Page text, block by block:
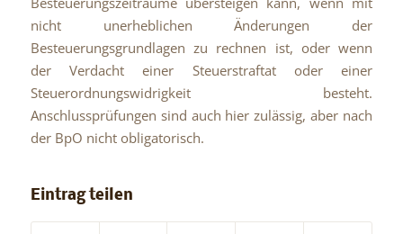
nicht unerheblichen Änderungen der
Besteuerungsgrundlagen zu rechnen ist, oder wenn
der Verdacht einer Steuerstraftat oder einer
Steuerordnungswidrigkeit besteht.
Anschlussprüfungen sind auch hier zulässig, aber nach
der BpO nicht obligatorisch.
Eintrag teilen